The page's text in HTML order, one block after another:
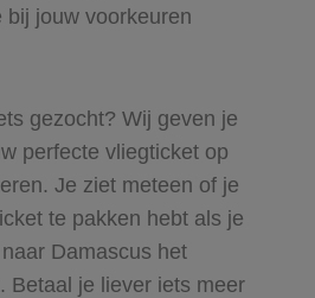
bij jouw voorkeuren
gezocht? Wij geven je
perfecte vliegticket op
Je ziet meteen of je
te pakken hebt als je
Damascus het
Betaal je liever iets meer